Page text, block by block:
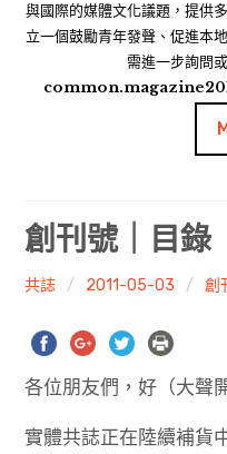
與國際的媒體文化議題，提供
立一個鼓勵青年發聲、促進本
需進一步詢問
共專題
共評論
共想/共享
共青年
文化誌
創刊號｜目錄
共誌 2011-05-03 創
各位朋友們，好（大聲
實體共誌正在陸續補貨